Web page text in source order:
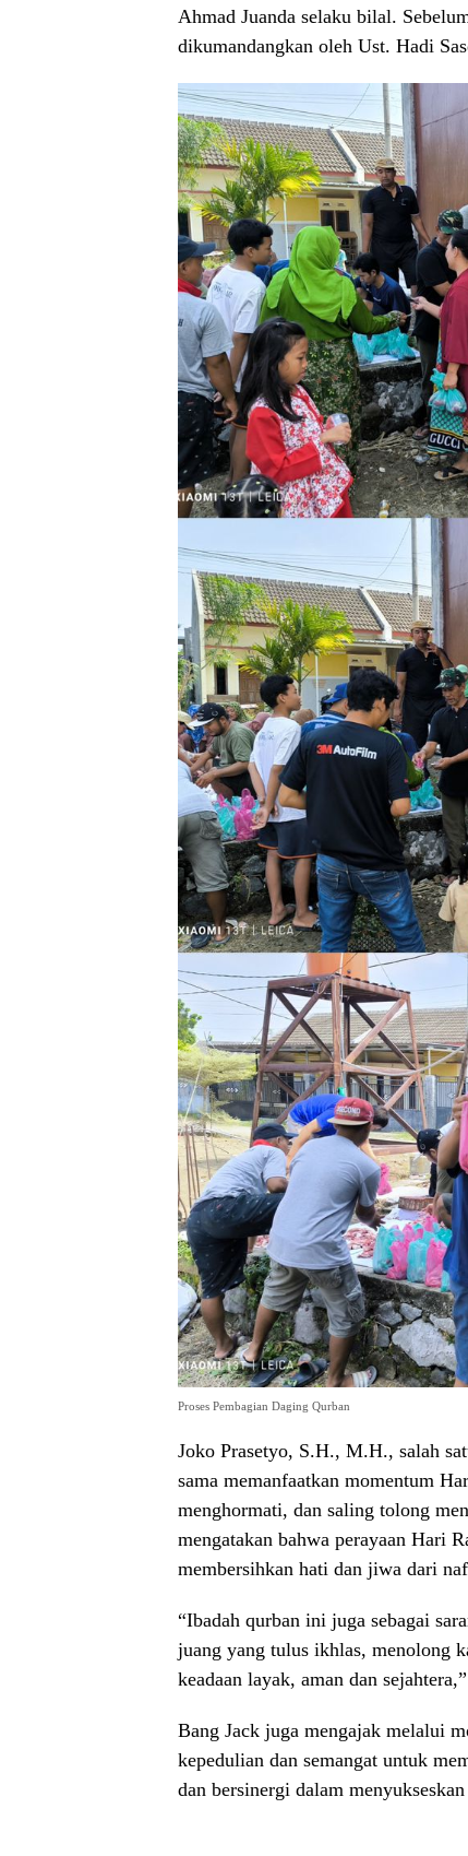
Ahmad Juanda selaku bilal.
dikumandangkan oleh Ust. Hadi
Proses Pembagian Daging Qurban
Joko Prasetyo, S.H., M.H., salah
sama memanfaatkan momentum
menghormati, dan saling tolong
mengatakan bahwa perayaan Hari
membersihkan hati dan jiwa dari
“Ibadah qurban ini juga sebagai
juang yang tulus ikhlas, menolong
keadaan layak, aman dan
Bang Jack juga mengajak melalui
kepedulian dan semangat untuk
dan bersinergi dalam